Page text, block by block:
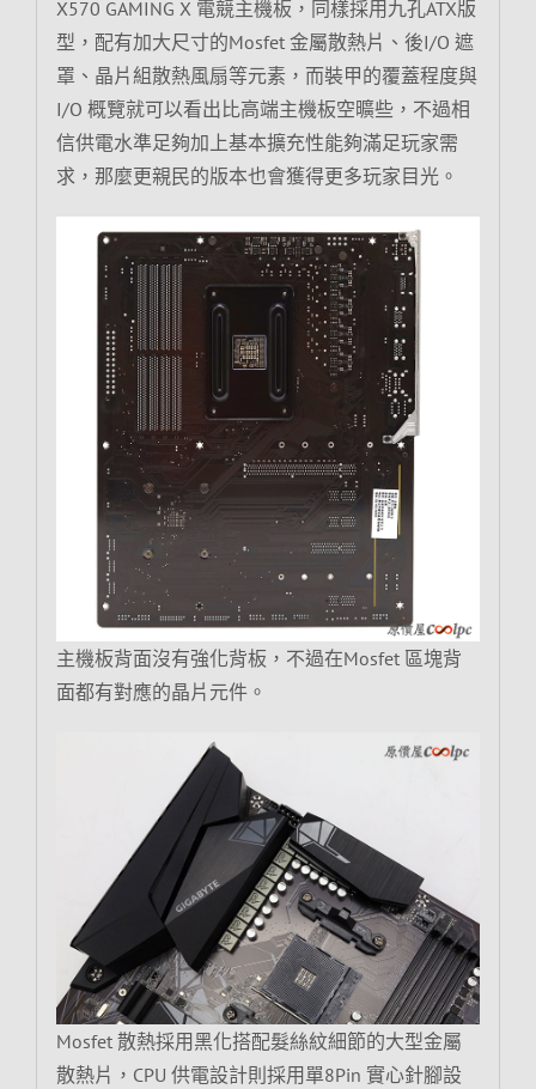
X570 GAMING X 電競主機板，同樣採用九孔ATX版
型，配有加大尺寸的Mosfet 金屬散熱片、後I/O 遮
罩、晶片組散熱風扇等元素，而裝甲的覆蓋程度與
I/O 概覽就可以看出比高端主機板空曠些，不過相
信供電水準足夠加上基本擴充性能夠滿足玩家需
求，那麼更親民的版本也會獲得更多玩家目光。
主機板背面沒有強化背板，不過在Mosfet 區塊背
面都有對應的晶片元件。
Mosfet 散熱採用黑化搭配髮絲紋細節的大型金屬
散熱片，CPU 供電設計則採用單8Pin 實心針腳設